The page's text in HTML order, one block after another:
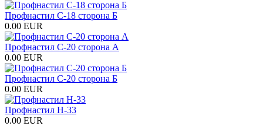
Профнастил С-18 сторона Б
0.00 EUR
Профнастил С-20 сторона А
0.00 EUR
Профнастил С-20 сторона Б
0.00 EUR
Профнастил H-33
0.00 EUR